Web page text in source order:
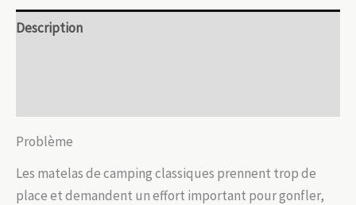
et
ultra-
Description
Problème
Les matelas de camping classiques prennent trop de
place et demandent un effort important pour gonfler,